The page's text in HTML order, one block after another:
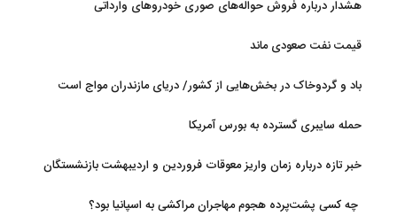
هشدار درباره فروش حواله‌های صوری خودروهای وارداتی
قیمت نفت صعودی ماند
باد و گردوخاک در بخش‌هایی از کشور/ دریای مازندران مواج است
حمله سایبری گسترده به بورس آمریکا
خبر تازه درباره زمان واریز معوقات فروردین و اردیبهشت بازنشستگان
چه کسی پشت‌پرده هجوم مهاجران مراکشی به اسپانیا بود؟